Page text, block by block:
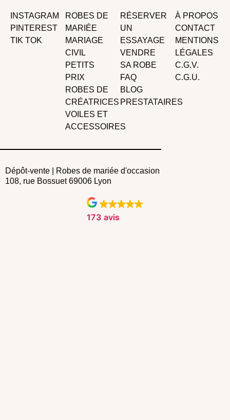
INSTAGRAM
PINTEREST
TIK TOK
ROBES DE
MARIÉE
MARIAGE
CIVIL
PETITS
PRIX
ROBES DE
CRÉATRICES
VOILES ET
ACCESSOIRES
RÉSERVER
UN
ESSAYAGE
VENDRE
SA ROBE
FAQ
BLOG
PRESTATAIRES
À PROPOS
CONTACT
MENTIONS
LÉGALES
C.G.V.
C.G.U.
Dépôt-vente | Robes de mariée d'occasion
108, rue Bossuet 69006 Lyon
173 avis